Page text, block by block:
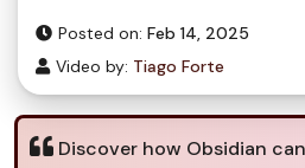
Posted on: Feb 14, 2025
Video by: Tiago Forte
Discover how Obsidian